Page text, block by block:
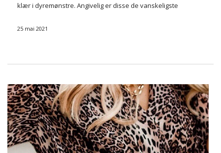
klær i dyremønstre. Angivelig er disse de vanskeligste
garderoben du …
25 mai 2021